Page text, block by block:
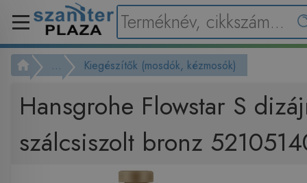
... Kiegészítők (mosdók, kézmosók)
Hansgrohe Flowstar S
szálcsiszolt bronz